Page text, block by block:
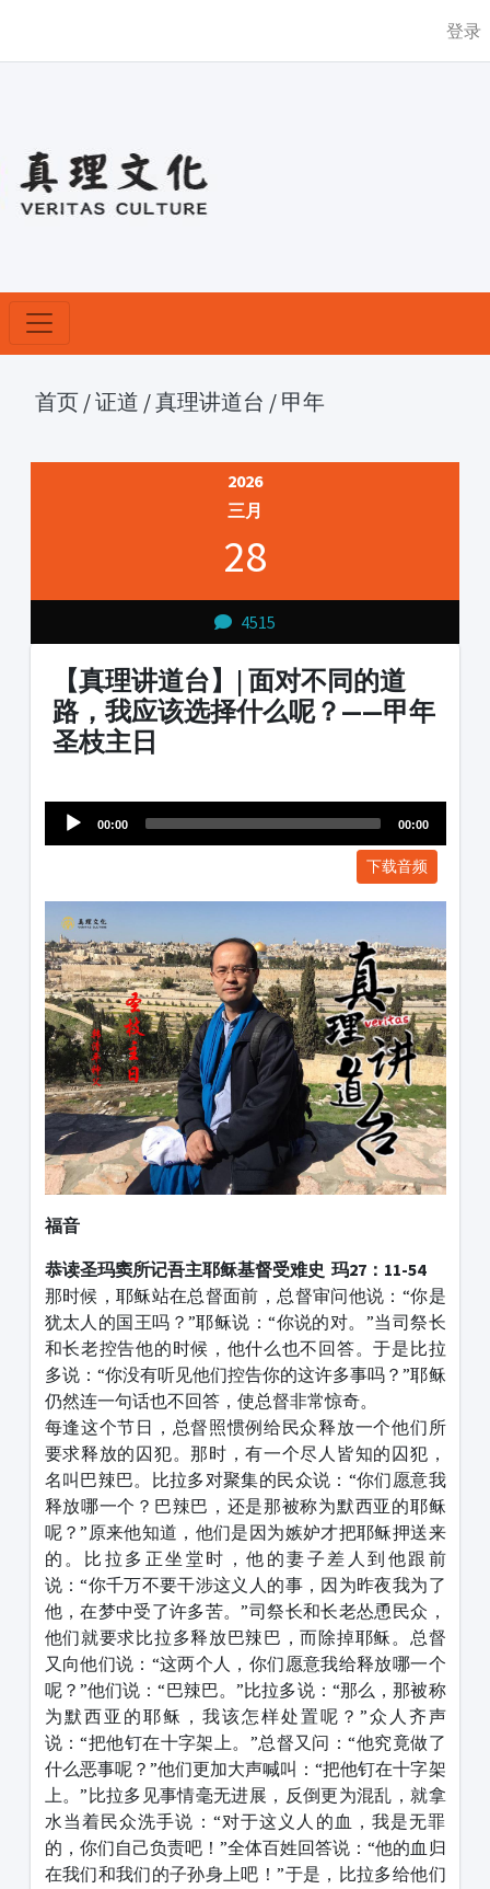
登录
首页 /证道 /真理讲道台 / 甲年
2026
三月
28
4515
【真理讲道台】| 面对不同的道
路，我应该选择什么呢？——甲年
圣枝主日
Player
00:00 00:00
下载音频
福音
恭读圣玛窦所记吾主耶稣基督受难史 玛27：11-54
那时候，耶稣站在总督面前，总督审问他说：“你是
犹太人的国王吗？”耶稣说：“你说的对。”当司祭长
和长老控告他的时候，他什么也不回答。于是比拉
多说：“你没有听见他们控告你的这许多事吗？”耶稣
仍然连一句话也不回答，使总督非常惊奇。
每逢这个节日，总督照惯例给民众释放一个他们所
要求释放的囚犯。那时，有一个尽人皆知的囚犯，
名叫巴辣巴。比拉多对聚集的民众说：“你们愿意我
释放哪一个？巴辣巴，还是那被称为默西亚的耶稣
呢？”原来他知道，他们是因为嫉妒才把耶稣押送来
的。比拉多正坐堂时，他的妻子差人到他跟前
说：“你千万不要干涉这义人的事，因为昨夜我为了
他，在梦中受了许多苦。”司祭长和长老怂恿民众，
他们就要求比拉多释放巴辣巴，而除掉耶稣。总督
又向他们说：“这两个人，你们愿意我给释放哪一个
呢？”他们说：“巴辣巴。”比拉多说：“那么，那被称
为默西亚的耶稣，我该怎样处置呢？”众人齐声
说：“把他钉在十字架上。”总督又问：“他究竟做了
什么恶事呢？”他们更加大声喊叫：“把他钉在十字架
上。”比拉多见事情毫无进展，反倒更为混乱，就拿
水当着民众洗手说：“对于这义人的血，我是无罪
的，你们自己负责吧！”全体百姓回答说：“他的血归
在我们和我们的子孙身上吧！”于是，比拉多给他们